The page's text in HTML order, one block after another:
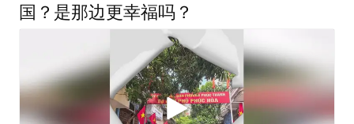
国？是那边更幸福吗？